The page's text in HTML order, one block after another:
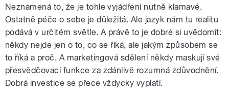
Neznamená to, že je tohle vyjádření nutně klamavé.
Ostatně péče o sebe je důležitá. Ale jazyk nám tu realitu
podává v určitém světle. A právě to je dobré si uvědomit:
někdy nejde jen o to, co se říká, ale jakým způsobem se
to říká a proč. A marketingová sdělení někdy maskují své
přesvědčovací funkce za zdánlivě rozumná zdůvodnění.
Dobrá investice se přece vždycky vyplatí.